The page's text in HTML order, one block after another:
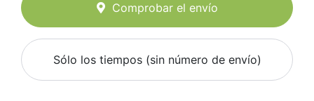
Comprobar el envío
Sólo los tiempos (sin número de envío)